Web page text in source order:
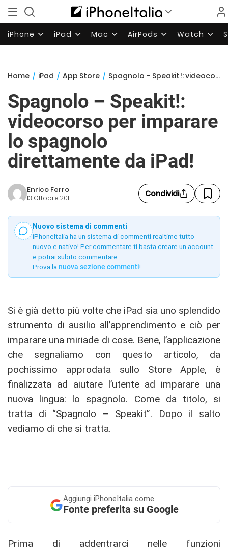
iPhone iPad Mac AirPods Watch
Home / iPad / App Store / Spagnolo – Speakit!: videocorso per imparare lo spagnolo direttamente da iPad!
Spagnolo – Speakit!:
videocorso per imparare
lo spagnolo
direttamente da iPad!
Enrico Ferro
13 Ottobre 2011 Condividi
Nuovo sistema di commenti
iPhoneItalia ha un sistema di commenti realtime tutto
nuovo e nativo! Per commentare ti basta creare un account
e potrai subito commentare.
Prova la nuova sezione commenti!
Si è già detto più volte che iPad sia uno splendido
strumento di ausilio all’apprendimento e ciò per
imparare una miriade di cose. Bene, l’applicazione
che segnaliamo con questo articolo, da
pochissimo approdata sullo Store Apple, è
finalizzata ad aiutare l’utente ad imparare una
nuova lingua: lo spagnolo. Come da titolo, si
tratta di “Spagnolo – Speakit”. Dopo il salto
vediamo di che si tratta.
Aggiungi iPhoneItalia come
Fonte preferita su Google
Prima di addentrarci nelle funzioni